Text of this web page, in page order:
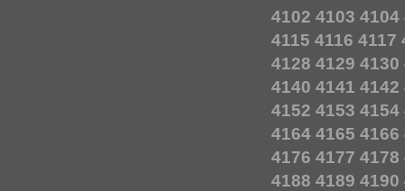
4102 4103 4104
4115 4116 4117
4128 4129 4130
4140 4141 4142
4152 4153 4154
4164 4165 4166
4176 4177 4178
4188 4189 4190